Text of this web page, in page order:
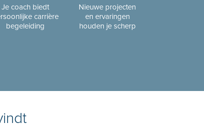
Je coach biedt
carrière
begeleiding
Nieuwe projecten
en ervaringen
houden je scherp